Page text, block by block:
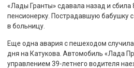
«Лады Гранты» сдавала назад и
пенсионерку. Пострадавшую бабушку
в больницу.
Еще одна авария с пешеходом
дня на Катукова. Автомобиль «Лада
управлением 39-летнего водителя